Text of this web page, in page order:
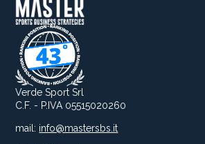
Verde Sport Srl
C.F. - P.IVA 05515020260
mail: info@mastersbs.it